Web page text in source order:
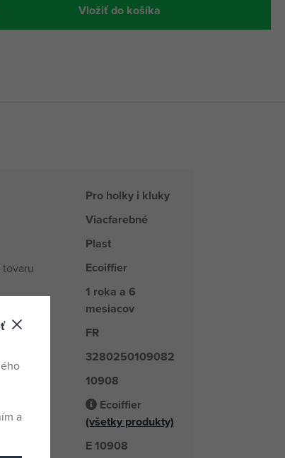
Vložiť do košíka
Pro holky i kluky
Viacfarebné
Plast
Ecoiffier
1 roka a 6
mesiacov
FR
3280250109082
10908
Ecoiffier
(všetky produkty)
E 10908
a